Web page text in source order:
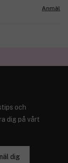
Anmäl
och
dig på vårt
dig